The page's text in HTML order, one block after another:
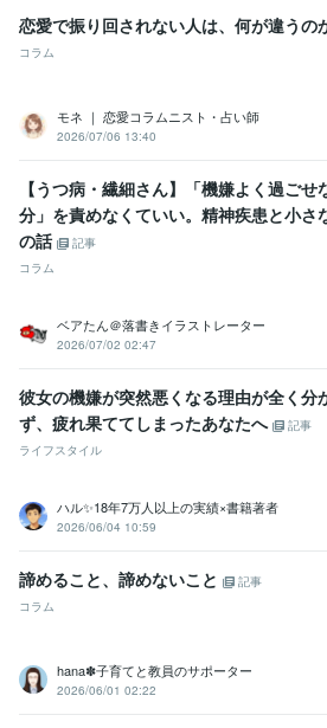
恋愛で振り回されない人は、何が違うの
コラム
モネ ｜ 恋愛コラムニスト・占い師
2026/07/06 13:40
【うつ病・繊細さん】「機嫌よく過ごせ
分」を責めなくていい。精神疾患と小さ
の話
記事
コラム
ベアたん＠落書きイラストレーター
2026/07/02 02:47
彼女の機嫌が突然悪くなる理由が全く分
ず、疲れ果ててしまったあなたへ
記事
ライフスタイル
ハル✨18年7万人以上の実績×書籍著者
2026/06/04 10:59
諦めること、諦めないこと
記事
コラム
hana✽子育てと教員のサポーター
2026/06/01 02:22